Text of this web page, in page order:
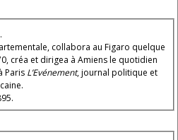
collabora au Figaro quelque
créa et dirigea à Amiens le quotidien
à Paris L’Evénement, journal politique et